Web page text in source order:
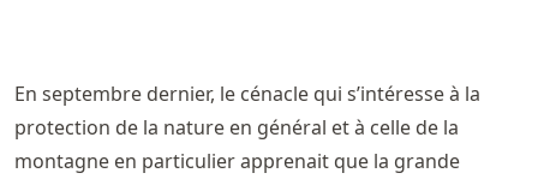
En septembre dernier, le cénacle qui s’intéresse à la
protection de la nature en général et à celle de la
montagne en particulier apprenait que la grande